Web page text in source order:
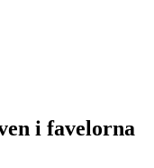
i favelorna